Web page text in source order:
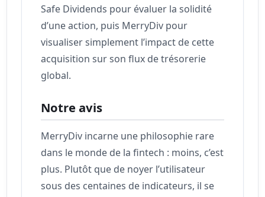
Safe Dividends pour évaluer la solidité
d’une action, puis MerryDiv pour
visualiser simplement l’impact de cette
acquisition sur son flux de trésorerie
global.
Notre avis
MerryDiv incarne une philosophie rare
dans le monde de la fintech : moins, c’est
plus. Plutôt que de noyer l’utilisateur
sous des centaines de indicateurs, il se